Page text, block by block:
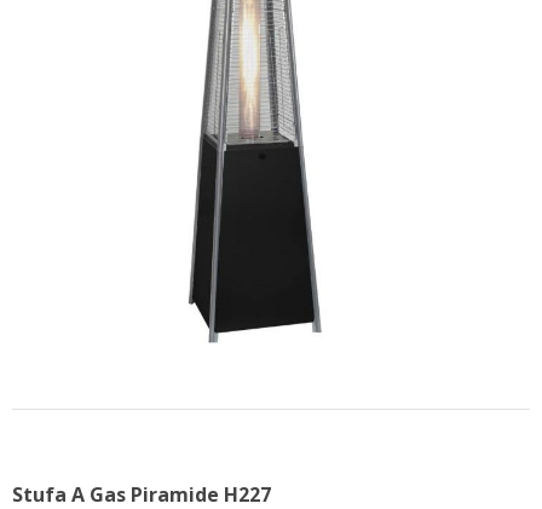
Stufa A Gas Piramide H227